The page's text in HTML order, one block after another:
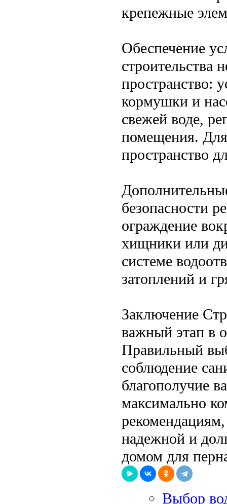
крепежные
Обеспечение
строительства
пространство:
кормушки и
свежей воде,
помещения.
пространство
безопасности
ограждение
хищники или
системе
затоплений и
Заключение
важный этап в
Правильный
соблюдение
благополучие
максимально
надежной и
домом для
Выбор